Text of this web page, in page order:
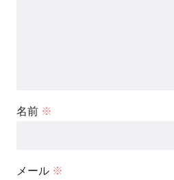
名前 ※
メール ※